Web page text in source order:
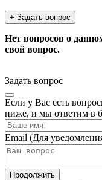
+ Задать вопрос
Нет вопросов о
свой вопрос.
Задать вопрос
Если у Вас есть
ниже, и мы ответим в
Email (Для
Продолжить